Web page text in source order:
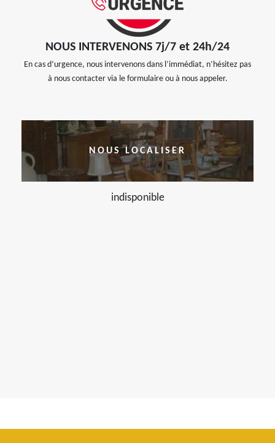
NOUS INTERVENONS 7j/7 et 24h/24
En cas d’urgence, nous intervenons dans l’immédiat, n’hésitez pas
à nous contacter via le formulaire ou à nous appeler.
NOUS LOCALISER
indisponible